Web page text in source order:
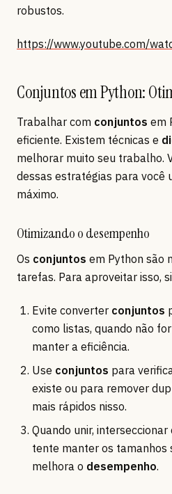
robustos.
https://www.youtube.com/
Conjuntos em Python:
Trabalhar com conjuntos em
eficiente. Existem técnicas e
melhorar muito seu trabalho.
dessas estratégias para você
máximo.
Otimizando o desempenho
Os conjuntos em Python são
tarefas. Para aproveitar isso,
Evite converter conjuntos
como listas, quando não
manter a eficiência.
Use conjuntos para
existe ou para remover
mais rápidos nisso.
Quando unir,
tente manter os tamanhos
melhora o desempenho.